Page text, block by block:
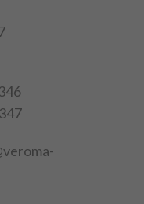
leicht von
gegen die LED-
und an den
wieder